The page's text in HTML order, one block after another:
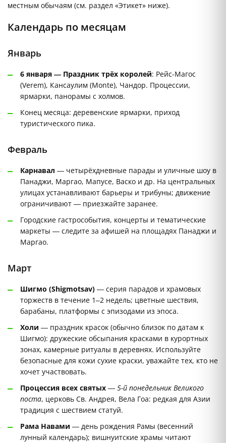
местным обычаям (см. раздел «Этикет» ниже).
Календарь по месяцам
Январь
6 января — Праздник трёх королей: Рейс-Магос
(Verem), Кансаулим (Monte), Чандор. Процессии,
ярмарки, панорамы с холмов.
Конец месяца: деревенские ярмарки, приход
туристического пика.
Февраль
Карнавал — четырёхдневные парады и уличные шоу в
Панаджи, Маргао, Мапусе, Васко и др. На центральных
улицах устанавливают барьеры и трибуны; движение
ограничивают — приезжайте заранее.
Городские гастрособытия, концерты и тематические
маркеты — следите за афишей на площадях Панаджи и
Маргао.
Март
Шигмо (Shigmotsav) — серия парадов и храмовых
торжеств в течение 1–2 недель; цветные шествия,
барабаны, платформы с эпизодами из эпоса.
Холи — праздник красок (обычно близок по датам к
Шигмо): дружеские обсыпания красками в курортных
зонах, камерные ритуалы в деревнях. Используйте
безопасные для кожи сухие краски, уважайте тех, кто не
хочет участвовать.
Процессия всех святых — 5-й понедельник Великого
поста, церковь Св. Андрея, Вела Гоа: редкая для Азии
традиция с шествием статуй.
Рама Навами — день рождения Рамы (весенний
лунный календарь); вишнуитские храмы читают